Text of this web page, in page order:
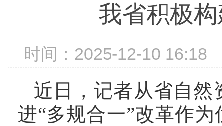
我省积极
时间：2025-12-10
近日，记者从省自然
进“多规合一”改革作